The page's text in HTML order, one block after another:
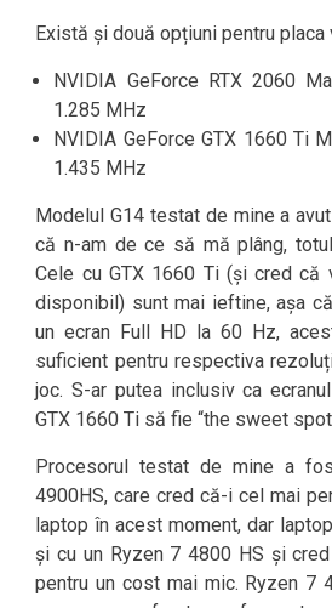
Există și două opțiuni pentru placa
NVIDIA GeForce RTX 2060
1.285 MHz
NVIDIA GeForce GTX 1660 Ti
1.435 MHz
Modelul G14 testat de mine a
că n-am de ce să mă plâng,
Cele cu GTX 1660 Ti (și cred că
disponibil) sunt mai ieftine, așa
un ecran Full HD la 60 Hz,
suficient pentru respectiva
joc. S-ar putea inclusiv ca
GTX 1660 Ti să fie “the sweet
Procesorul testat de mine a
4900HS, care cred că-i cel mai
laptop în acest moment, dar
și cu un Ryzen 7 4800 HS și
pentru un cost mai mic. Ryzen 7